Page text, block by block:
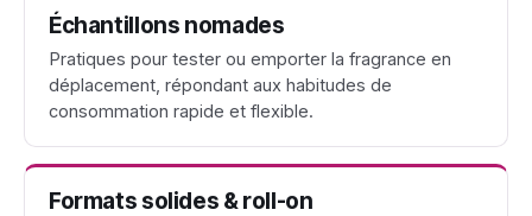
Échantillons nomades
Pratiques pour tester ou emporter la fragrance en
déplacement, répondant aux habitudes de
consommation rapide et flexible.
Formats solides & roll-on